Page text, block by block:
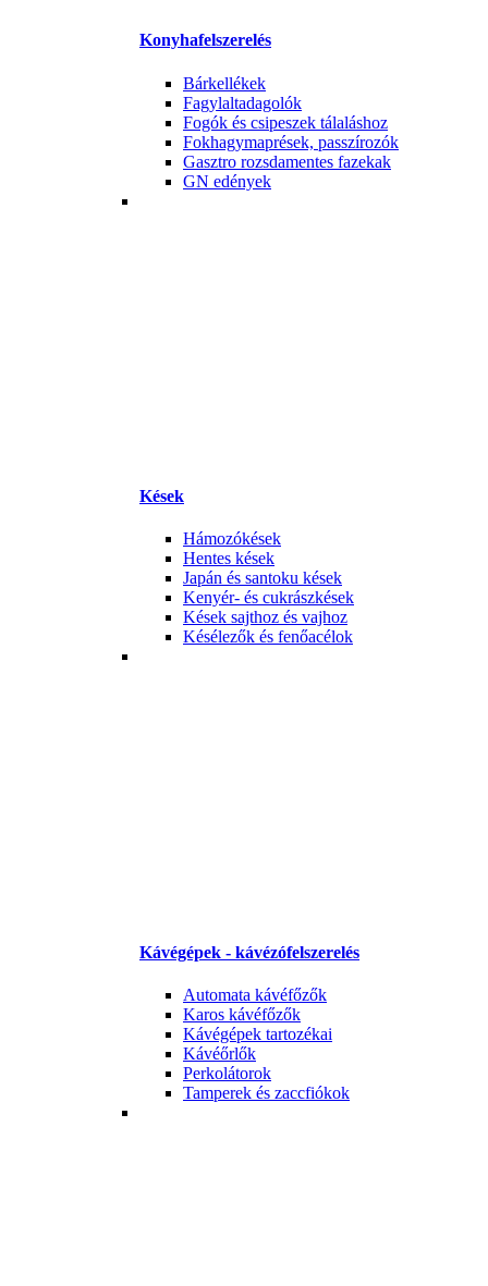
Konyhafelszerelés
Bárkellékek
Fagylaltadagolók
Fogók és csipeszek tálaláshoz
Fokhagymaprések, passzírozók
Gasztro rozsdamentes fazekak
GN edények
Kések
Hámozókések
Hentes kések
Japán és santoku kések
Kenyér- és cukrászkések
Kések sajthoz és vajhoz
Késélezők és fenőacélok
Kávégépek - kávézófelszerelés
Automata kávéfőzők
Karos kávéfőzők
Kávégépek tartozékai
Kávéőrlők
Perkolátorok
Tamperek és zaccfiókok